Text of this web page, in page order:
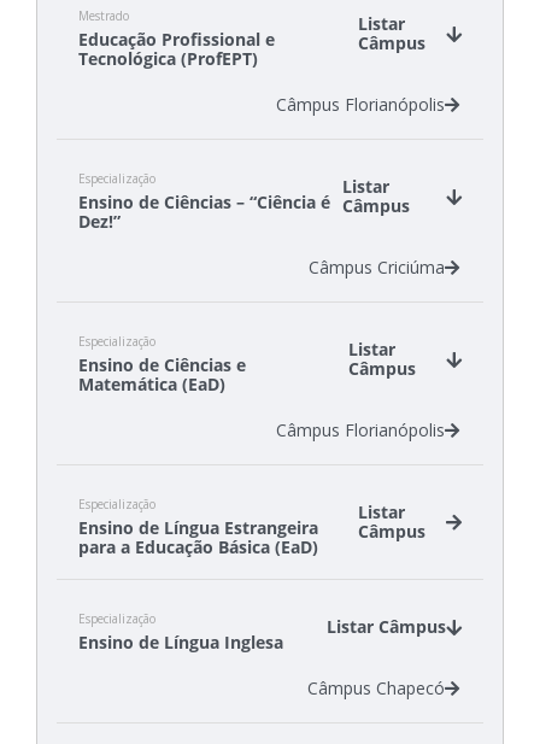
Mestrado
Educação Profissional e
Tecnológica (ProfEPT)
Listar
Câmpus
Câmpus Florianópolis
Especialização
Ensino de Ciências – “Ciência é
Dez!”
Listar
Câmpus
Câmpus Criciúma
Especialização
Ensino de Ciências e
Matemática (EaD)
Listar
Câmpus
Câmpus Florianópolis
Especialização
Ensino de Língua Estrangeira
para a Educação Básica (EaD)
Listar
Câmpus
Câmpus São José
Especialização
Ensino de Língua Inglesa
Listar Câmpus
Câmpus Chapecó